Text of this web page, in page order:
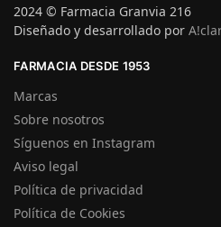
2024 © Farmacia Granvia 216
Diseñado y desarrollado por
FARMACIA DESDE 1953
Marcas
Sobre nosotros
Síguenos en Instagram
Aviso legal
Política de privacidad
Política de Cookies